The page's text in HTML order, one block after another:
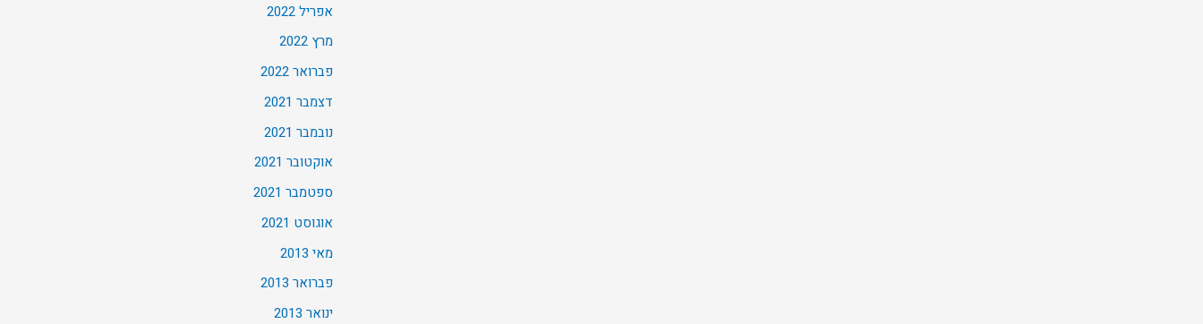
אפריל 2022
מרץ 2022
פברואר 2022
דצמבר 2021
נובמבר 2021
אוקטובר 2021
ספטמבר 2021
אוגוסט 2021
מאי 2013
פברואר 2013
ינואר 2013